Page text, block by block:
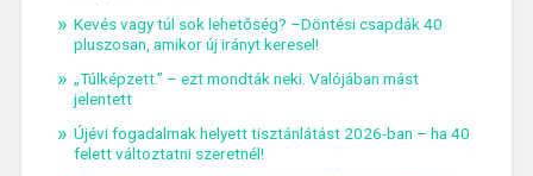
Kevés vagy túl sok lehetőség? –Döntési csapdák 40
pluszosan, amikor új irányt keresel!
„Túlképzett.” – ezt mondták neki. Valójában mást
jelentett
Újévi fogadalmak helyett tisztánlátást 2026-ban – ha 40
felett változtatni szeretnél!